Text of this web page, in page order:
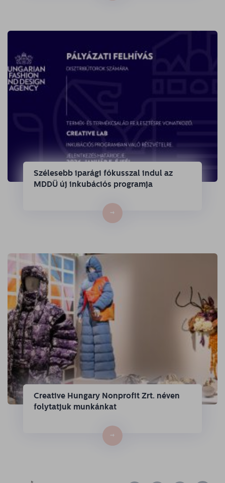
Szélesebb iparági fókusszal indul az
MDDÜ új inkubációs programja
→
Creative Hungary Nonprofit Zrt. néven
folytatjuk munkánkat
→